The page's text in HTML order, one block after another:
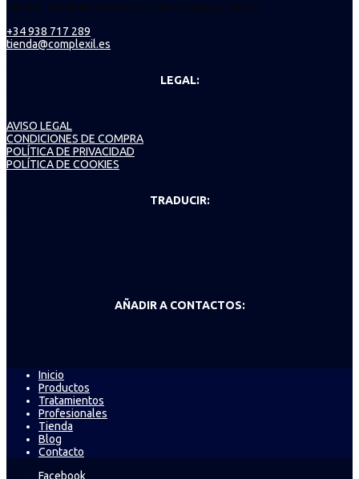
Pol. Ind. Can Barri c/A Nave 31 08415 Bigues i Riells
+34 938 717 289
tienda@complexil.es
LEGAL:
AVISO LEGAL
CONDICIONES DE COMPRA
POLÍTICA DE PRIVACIDAD
POLÍTICA DE COOKIES
TRADUCIR:
AÑADIR A CONTACTOS:
Inicio
Productos
Tratamientos
Profesionales
Tienda
Blog
Contacto
Facebook